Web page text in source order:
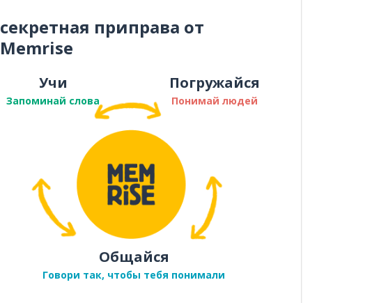
секретная приправа от
Memrise
Учи
Запоминай слова
Погружайся
Понимай людей
Общайся
Говори так, чтобы тебя понимали